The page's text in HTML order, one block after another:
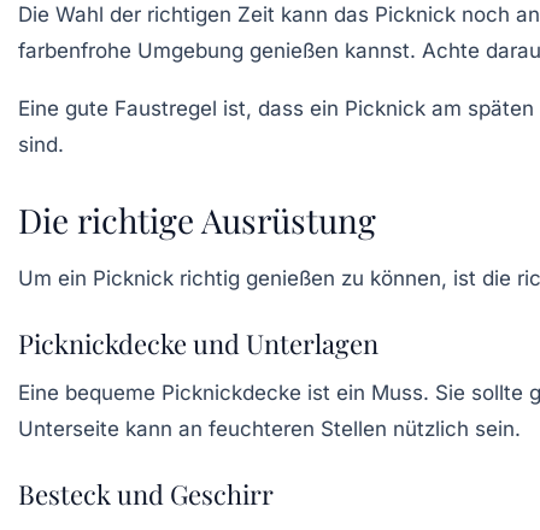
Die Wahl der richtigen Zeit kann das Picknick noch
farbenfrohe Umgebung genießen kannst. Achte
Eine gute Faustregel ist, dass ein Picknick am
sind.
Die richtige Ausrüstung
Um ein Picknick richtig genießen zu können, ist die
Picknickdecke und Unterlagen
Eine bequeme Picknickdecke ist ein Muss. Sie sollte
Unterseite kann an feuchteren Stellen nützlich sein.
Besteck und Geschirr